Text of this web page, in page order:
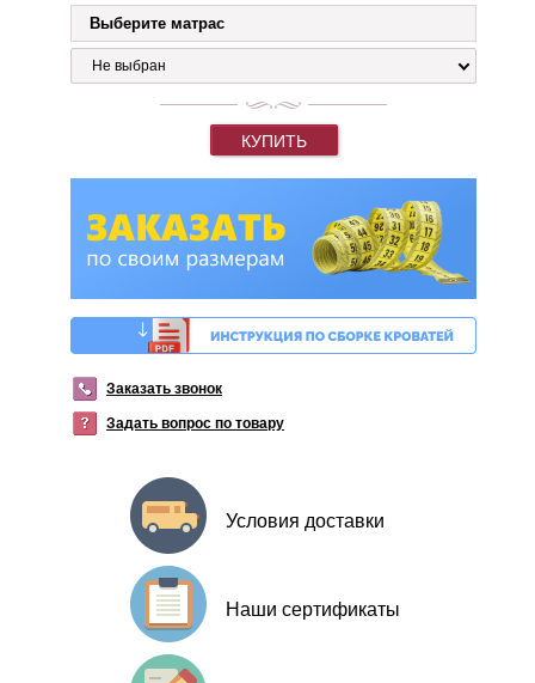
Выберите матрас
Не выбран
КУПИТЬ
Заказать звонок
Задать вопрос по товару
Условия доставки
Наши сертификаты